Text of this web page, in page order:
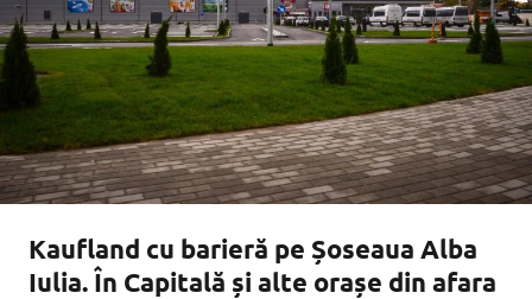
Kaufland cu barieră pe Șoseaua Alba
Iulia. În Capitală și alte orașe din afara